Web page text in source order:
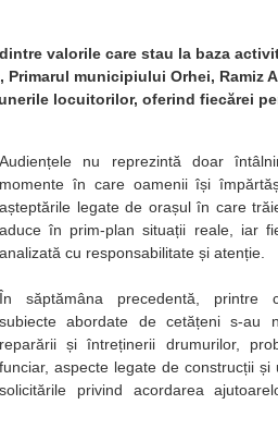
valorile care stau la baza
municipiului Orhei, Ramiz
locuitorilor, oferind fiecărei
Audiențele nu reprezintă doar
momente în care oamenii își
așteptările legate de orașul în care
aduce în prim-plan situații reale, iar
analizată cu responsabilitate și atenție.
În săptămâna precedentă, printre
subiecte abordate de cetățeni s-au
reparării și întreținerii drumurilor,
funciar, aspecte legate de construcții și
solicitările privind acordarea